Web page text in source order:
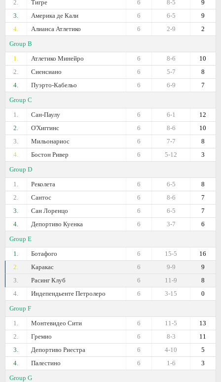
2. Тигре 9
8-5
6
3.
Америка де Кали 9
6-5
6
4.
Алианса Атлетико 2
2-9
6
Group B
1.
Атлетико Минейро 10
8-6
6
2.
Сиенсиано 8
5-7
6
4.
Пуэрто-Кабельо 7
6-9
6
Group C
1.
Сан-Паулу 12
6-1
6
2.
О'Хиггинс 10
8-6
6
3.
Мильонариос 8
7-7
6
4.
Бостон Ривер 3
5-12
6
Group D
1.
Реколета 8
6-5
6
2.
Сантос 7
8-6
6
3.
Сан Лоренцо 7
6-5
6
4.
Депортиво Куенка 6
3-7
6
Group E
1.
Ботафого 16
15-5
6
2.
Каракас 9
9-9
6
3.
Расинг Клуб 8
11-9
6
4.
Индепендьенте Петролеро 0
3-15
6
Group F
1.
Монтевидео Сити 13
11-5
6
2.
Гремио 11
8-3
6
3.
Депортиво Риестра 5
4-10
6
4.
Палестино 3
1-6
6
Group G